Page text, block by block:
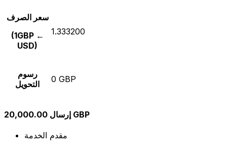
سعر الصرف
(1GBP ←
USD)
1.333200
رسوم
التحويل
0 GBP
إرسال 20,000.00 GBP
مقدم الخدمة